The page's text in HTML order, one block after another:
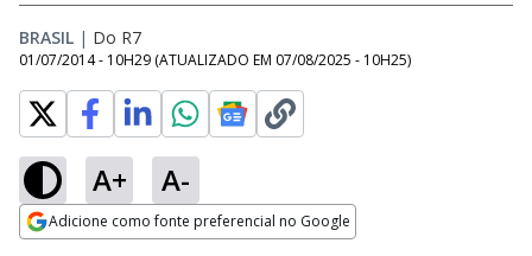
BRASIL | Do R7
01/07/2014 - 10H29 (ATUALIZADO EM 07/08/2025 - 10H25)
A+ A-
Adicione como fonte preferencial no Google